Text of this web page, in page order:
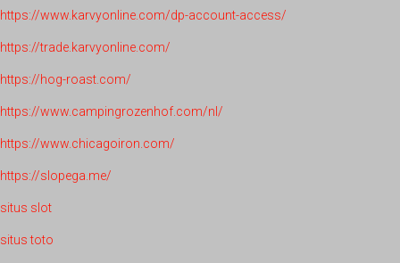
https://www.karvyonline.com/dp-account-access/
https://trade.karvyonline.com/
https://hog-roast.com/
https://www.campingrozenhof.com/nl/
https://www.chicagoiron.com/
https://slopega.me/
situs slot
situs toto